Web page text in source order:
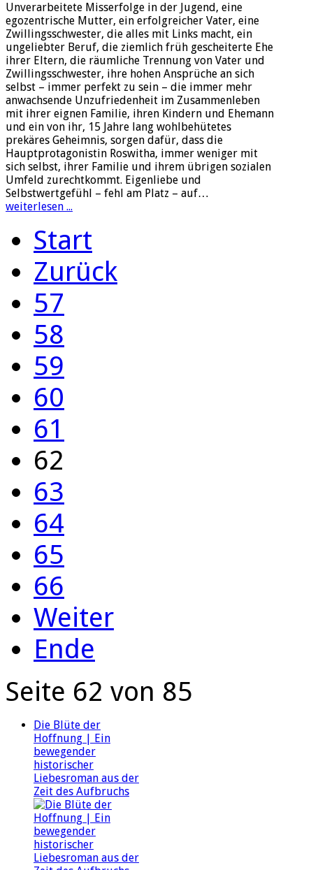
Unverarbeitete Misserfolge in der Jugend, eine
egozentrische Mutter, ein erfolgreicher Vater, eine
Zwillingsschwester, die alles mit Links macht, ein
ungeliebter Beruf, die ziemlich früh gescheiterte Ehe
ihrer Eltern, die räumliche Trennung von Vater und
Zwillingsschwester, ihre hohen Ansprüche an sich
selbst – immer perfekt zu sein – die immer mehr
anwachsende Unzufriedenheit im Zusammenleben
mit ihrer eignen Familie, ihren Kindern und Ehemann
und ein von ihr, 15 Jahre lang wohlbehütetes
prekäres Geheimnis, sorgen dafür, dass die
Hauptprotagonistin Roswitha, immer weniger mit
sich selbst, ihrer Familie und ihrem übrigen sozialen
Umfeld zurechtkommt. Eigenliebe und
Selbstwertgefühl – fehl am Platz – auf…
weiterlesen ...
Start
Zurück
57
58
59
60
61
62
63
64
65
66
Weiter
Ende
Seite 62 von 85
Die Blüte der
Hoffnung | Ein
bewegender
historischer
Liebesroman aus der
Zeit des Aufbruchs